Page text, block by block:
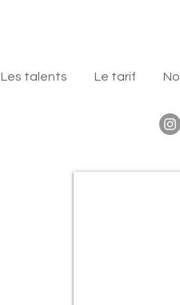
Les talents Le tarif